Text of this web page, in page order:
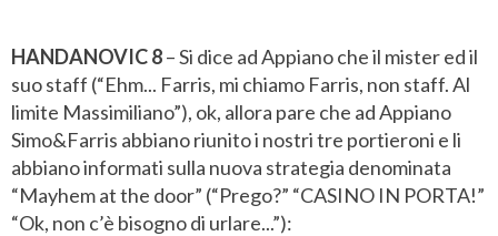
HANDANOVIC 8– Si dice ad Appiano che il mister ed il
suo staff (“Ehm... Farris, mi chiamo Farris, non staff. Al
limite Massimiliano”), ok, allora pare che ad Appiano
Simo&Farris abbiano riunito i nostri tre portieroni e li
abbiano informati sulla nuova strategia denominata
“Mayhem at the door” (“Prego?” “CASINO IN PORTA!”
“Ok, non c’è bisogno di urlare...”):